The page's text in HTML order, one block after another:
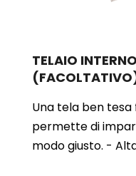
TELAIO
Una tela ben
permette di
modo giusto. -